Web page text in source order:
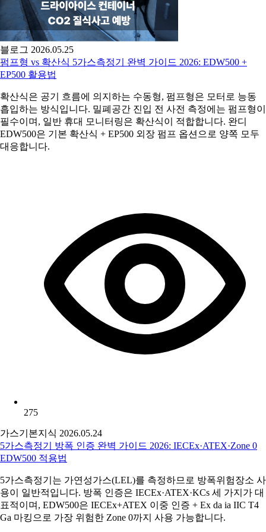
블로그 2026.05.25
펌프형 vs 확산식 5가스측정기 완벽 가이드 2026: EDW500 +
EP500 활용법
확산식은 공기 흐름에 의지하는 수동형, 펌프형은 모터로 능동
흡입하는 방식입니다. 밀폐공간 진입 전 사전 측정에는 펌프형이
필수이며, 일반 휴대 모니터링은 확산식이 적합합니다. 완디
EDW500은 기본 확산식 + EP500 외장 펌프 옵션으로 양쪽 모두
대응합니다.
275
가스기본지식 2026.05.24
5가스측정기 방폭 인증 완벽 가이드 2026: IECEx·ATEX·Zone 0
EDW500 적용법
5가스측정기는 가연성가스(LEL)를 측정하므로 방폭위험장소 사
용이 일반적입니다. 방폭 인증은 IECEx·ATEX·KCs 세 가지가 대
표적이며, EDW500은 IECEx+ATEX 이중 인증 + Ex da ia IIC T4
Ga 마킹으로 가장 위험한 Zone 0까지 사용 가능합니다.